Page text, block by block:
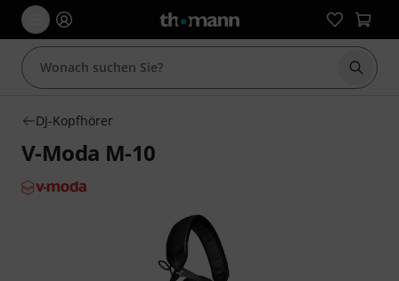
Suche
DJ-Kopfhörer
V-Moda M-10